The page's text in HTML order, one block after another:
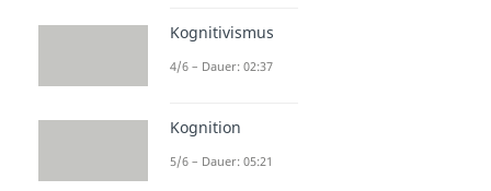
Kognitivismus
4/6 – Dauer: 02:37
Kognition
5/6 – Dauer: 05:21